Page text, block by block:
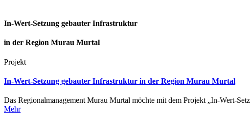
In-Wert-Setzung gebauter Infrastruktur
in der Region Murau Murtal
Projekt
In-Wert-Setzung gebauter Infrastruktur in der Region Murau Murtal
Das Regionalmanagement Murau Murtal möchte mit dem Projekt „In-Wert-
Mehr